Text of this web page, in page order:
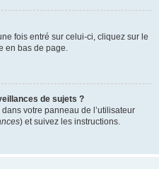
fois entré sur celui-ci, cliquez sur le
en bas de page.
de sujets ?
votre panneau de l’utilisateur
) et suivez les instructions.